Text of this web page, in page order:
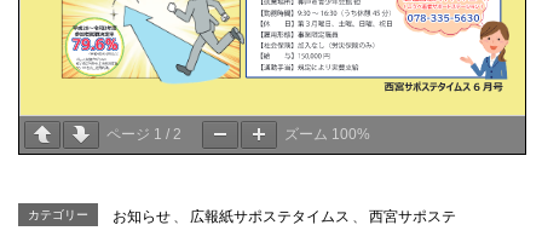
ページ 1 / 2 ズーム 100%
カテゴリー お知らせ 、 広報紙サポステタイムス 、 西宮サポステ